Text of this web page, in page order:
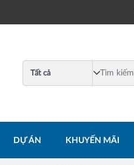
DỰ ÁN KHUYẾN MÃI